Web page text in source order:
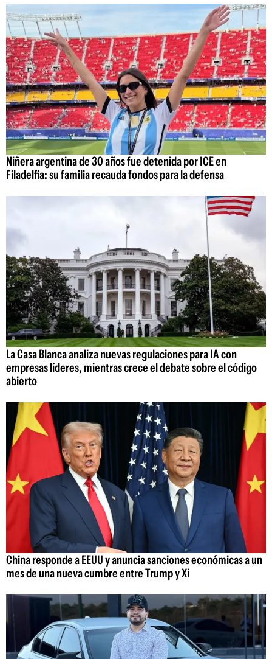
Niñera argentina de 30 años fue detenida por ICE en
Filadelfia: su familia recauda fondos para la defensa
La Casa Blanca analiza nuevas regulaciones para IA con
empresas líderes, mientras crece el debate sobre el código
abierto
China responde a EEUU y anuncia sanciones económicas a un
mes de una nueva cumbre entre Trump y Xi